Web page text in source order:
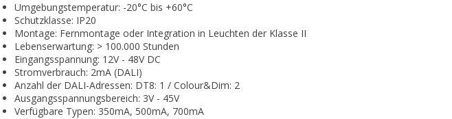
Umgebungstemperatur: -20°C bis +60°C
Schutzklasse: IP20
Montage: Fernmontage oder Integration in Leuchten der Klasse II
Lebenserwartung: > 100.000 Stunden
Eingangsspannung: 12V - 48V DC
Stromverbrauch: 2mA (DALI)
Anzahl der DALI-Adressen: DT8: 1 / Colour&Dim: 2
Ausgangsspannungsbereich: 3V - 45V
Verfügbare Typen: 350mA, 500mA, 700mA